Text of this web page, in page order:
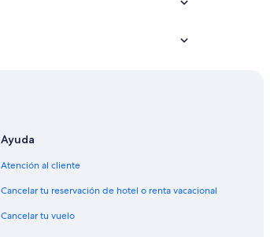
Ayuda
Atención al cliente
Cancelar tu reservación de hotel o renta vacacional
Cancelar tu vuelo